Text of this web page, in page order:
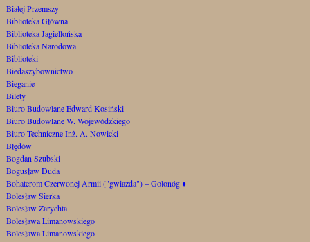
Białej Przemszy
Biblioteka Główna
Biblioteka Jagiellońska
Biblioteka Narodowa
Biblioteki
Biedaszybownictwo
Bieganie
Bilety
Biuro Budowlane Edward Kosiński
Biuro Budowlane W. Wojewódzkiego
Biuro Techniczne Inż. A. Nowicki
Błędów
Bogdan Szubski
Bogusław Duda
Bohaterom Czerwonej Armii ("gwiazda") – Gołonóg♦
Bolesław Sierka
Bolesław Zarychta
Bolesława Limanowskiego
Bolesława Limanowskiego